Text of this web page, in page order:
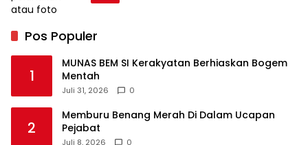
Pos Populer
1
MUNAS BEM SI Kerakyatan Berhiaskan Bogem
Mentah
Juli 31, 2026 0
2
Memburu Benang Merah Di Dalam Ucapan
Pejabat
Juli 8, 2026 0